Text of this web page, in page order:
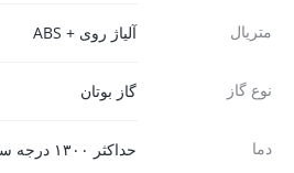
متریال آلیاژ روی + ABS
نوع گاز گاز بوتان
دما حداکثر ۱۳۰۰ درجه سانتیگراد